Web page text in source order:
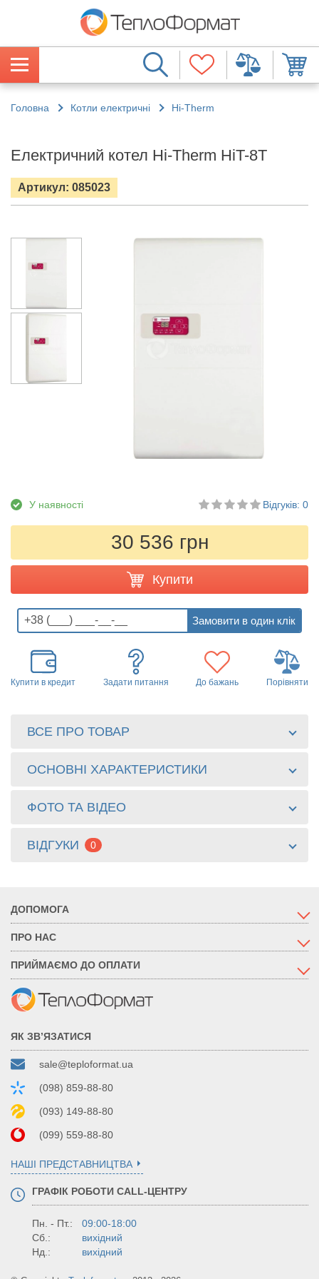
Головна Котли електричні Hi-Therm
Електричний котел Hi-Therm HiT-8T
Артикул: 085023
У наявності Відгуків: 0
30 536 грн
Купити
Купити в кредит Задати питання До бажань Порівняти
ВСЕ ПРО ТОВАР
ОСНОВНІ ХАРАКТЕРИСТИКИ
ФОТО ТА ВІДЕО
ВІДГУКИ 0
ДОПОМОГА
ПРО НАС
ПРИЙМАЄМО ДО ОПЛАТИ
ЯК ЗВ’ЯЗАТИСЯ
sale@teploformat.ua
(098) 859-88-80
(093) 149-88-80
(099) 559-88-80
НАШІ ПРЕДСТАВНИЦТВА
ГРАФІК РОБОТИ CALL-ЦЕНТРУ
Пн. - Пт.:
09:00-18:00
Сб.:
вихідний
Нд.:
вихідний